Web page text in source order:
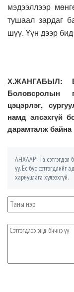
мэдээллээр
тушаал зардаг
шүү. Үүн дээр
Х.ЖАНГАБЫЛ:
Боловсролын
цэцэрлэг,
намд элсэхгүй
дарамталж байна
АНХААР! Та сэтгэгдэл
уу. Ёс бус сэтгэгдлийг
хариуцлага хүлээхгүй.